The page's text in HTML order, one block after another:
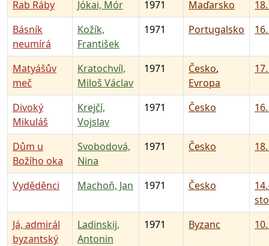
Rab Ráby Jókai, Mór 1971 Maďarsko
Básník
neumírá
Kožík,
František
1971 Portugalsko
Matyášův
meč
Kratochvíl,
Miloš Václav
1971 Česko,
Evropa
Divoký
Mikuláš
Krejčí,
Vojslav
1971 Česko
Dům u
Božího oka
Svobodová,
Nina
1971 Česko
Vyděděnci Machoň, Jan 1971 Česko
Já, admirál
byzantský
Ladinskij,
Antonin
1971 Byzanc